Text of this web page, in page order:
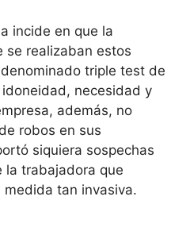
incide en que la
se realizaban estos
triple test de
necesidad y
además, no
robos en sus
siquiera sospechas
la trabajadora que
tan invasiva.